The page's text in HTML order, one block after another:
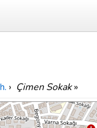
› Çimen Sokak»